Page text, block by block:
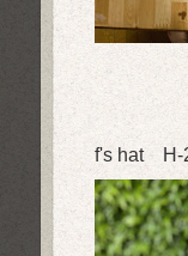
f's hat H-